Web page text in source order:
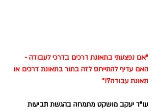
"אם נפצעתי בתאונת דרכים בדרכי לעבודה -
האם עדיף להתייחס לזה בתור בתאונת דרכים או
תאונת עבודה?!"
עו"ד יעקב מושקט מתמחה בהגשת תביעות